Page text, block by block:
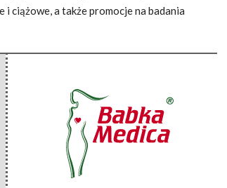
ciążowe, a także promocje na badania